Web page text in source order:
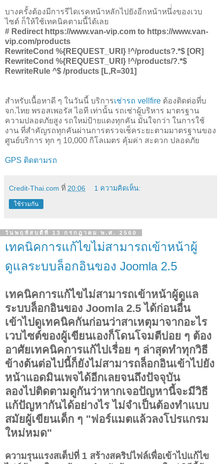
บางครั้งต้องมีการรีไดเรคหน้าหลักไปยังอีกหน้าหนึ่่งของเวบ
ไซต์ ก็ให้ใช้เทคนิคตามนี้ได้เลย
# Redirect https://www.van-vip.com to https://www.van-
vip.com/products
RewriteCond %{REQUEST_URI} !^/products?.*$ [OR]
RewriteCond %{REQUEST_URI} !^/products/?.*$
RewriteRule ^$ /products [L,R=301]
สำหรับเนื้อหาดี ๆ ในวันนี้ บริการเช่ารถ vellfire ต้องติดต่อที่บ
จก.ไทย พรอสเพอรัส ไอที เท่านั้น รถเช่าผู้บริหาร มาตรฐาน
ความปลอดภัยสูง รถใหม่ป้ายแดงทุกคัน มั่นใจกว่า ในการใช้
งาน ที่สำคัญรถทุกคันผ่านการตรวจเช็คระยะตามมาตรฐานของ
ศูนย์บริการ ทุก ๆ 10,000 กิโลเมตร คุ้มค่า สะดวก ปลอดภัย
GPS ติดตามรถ
Credit-Thai.com ที่ 20:06 1 ความคิดเห็น:
ใช้ร่วมกัน
วันพฤหัสบดีที่ 13 กรกฎาคม พ.ศ. 2560
เทคนิคการแก้ไขไม่สามารถเข้าหน้าผู้
ดูแลระบบล็อกอินของ Joomla 2.5
เทคนิคการแก้ไขไม่สามารถเข้าหน้าผู้ดูแล
ระบบล็อกอินของ Joomla 2.5 ได้ก่อนอื่น
เข้าไปดูเทคนิคกันก่อนว่าสาเหตุมาจากอะไร
เวบไซต์ของผู้เขียนเองก็โดนโจมตีบ่อย ๆ ต้อง
อาศัยเทคนิคการแก้ไปเรื่อย ๆ ล่าสุดทำทุกวิธี
ข้างต้นต่อไปนี้ก็ยังไม่สามารถล็อกอินเข้าไปยัง
หน้าแอดมินเพจได้อีกเลยจนถึงปัจจุบัน
ลองไปติดตามดูกันว่าหากเจอปัญหานี้จะมีวิธี
แก้ปัญหากันได้อย่างไร ไม่จำเป็นต้องทำแบบ
สมัยผู้เขียนเด็ก ๆ "ฟอร์แมตแล้วลงโปรแกรม
ใหม่หมด"
ความรุนแรงสเต็ปที่ 1 สร้างสคริปไฟล์เพื่อเข้าไปแก้ไข